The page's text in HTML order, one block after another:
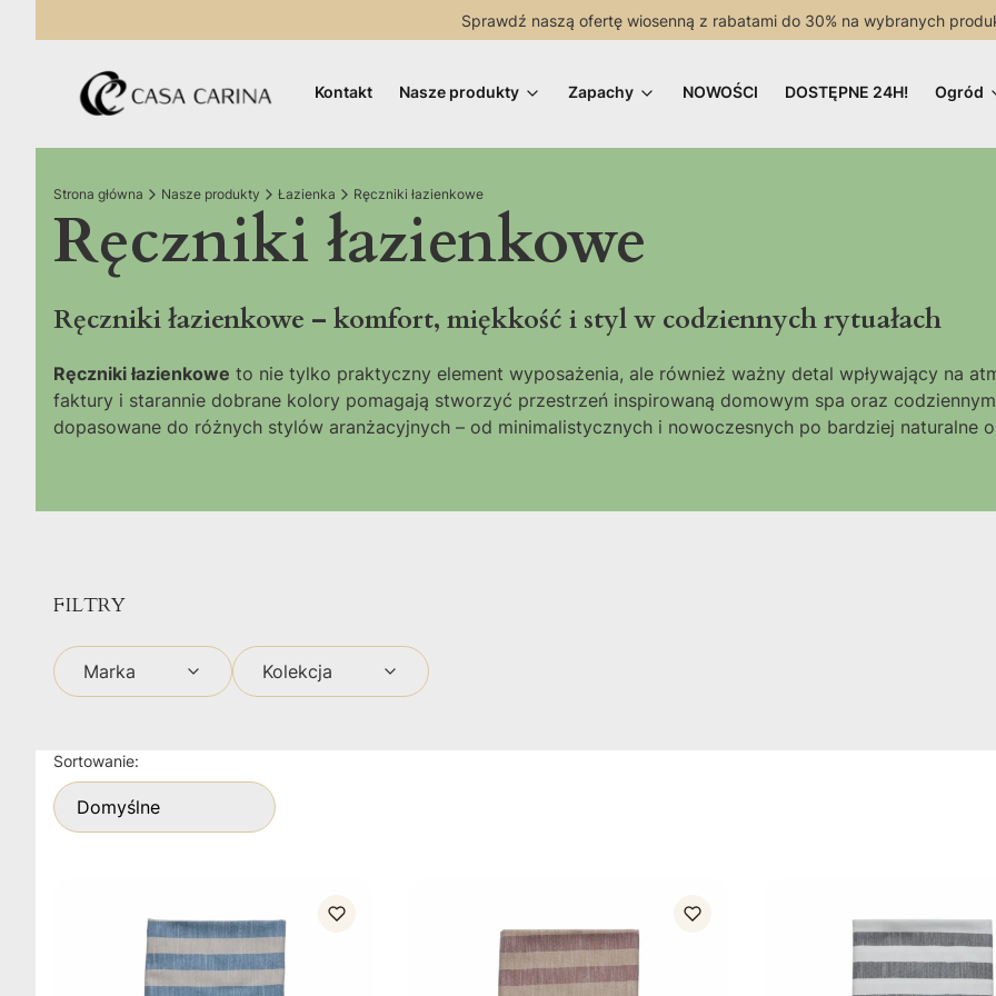
Sprawdź naszą ofertę wiosenną z rabatami do 30% na wybranych
Kontakt Nasze produkty Zapachy NOWOŚCI DOSTĘPNE 24H! Ogród
Strona główna Nasze produkty Łazienka Ręczniki łazienkowe
Ręczniki łazienkowe
Ręczniki łazienkowe – komfort, miękkość i styl w codziennych rytuałach
Ręczniki łazienkowe to nie tylko praktyczny element wyposażenia, ale również ważny detal wpływający na
faktury i starannie dobrane kolory pomagają stworzyć przestrzeń inspirowaną domowym spa oraz
dopasowane do różnych stylów aranżacyjnych – od minimalistycznych i nowoczesnych po bardziej naturalne
FILTRY
Marka Kolekcja
Lista produktów
Sortowanie:
Domyślne